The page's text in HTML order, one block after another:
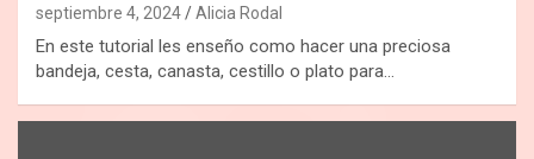
septiembre 4, 2024 Alicia Rodal
En este tutorial les enseño como hacer una preciosa
bandeja, cesta, canasta, cestillo o plato para…